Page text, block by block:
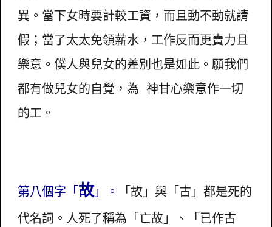
異。當下女時要計較工資，而且動不動就請
假；當了太太免領薪水，工作反而更賣力且
樂意。僕人與兒女的差別也是如此。願我們
都有做兒女的自覺，為 神甘心樂意作一切
的工。
第八個字「故」。
「故」與「古」都是死的
代名詞。人死了稱為「亡故」、「已作古